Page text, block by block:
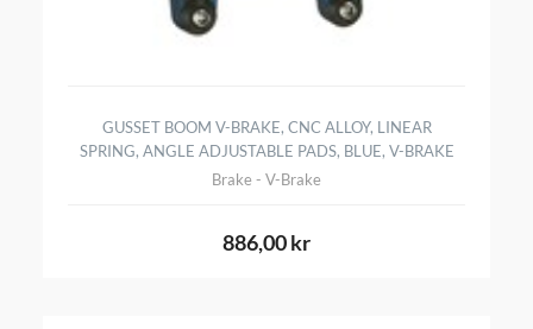
GUSSET BOOM V-BRAKE, CNC ALLOY, LINEAR
SPRING, ANGLE ADJUSTABLE PADS, BLUE, V-BRAKE
Brake - V-Brake
886,00 kr